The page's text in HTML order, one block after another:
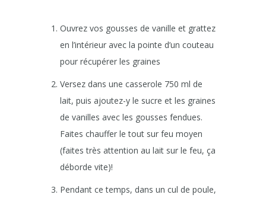
Ouvrez vos gousses de vanille et grattez
en l’intérieur avec la pointe d’un couteau
pour récupérer les graines
Versez dans une casserole 750 ml de
lait, puis ajoutez-y le sucre et les graines
de vanilles avec les gousses fendues.
Faites chauffer le tout sur feu moyen
(faites très attention au lait sur le feu, ça
déborde vite)!
Pendant ce temps, dans un cul de poule,